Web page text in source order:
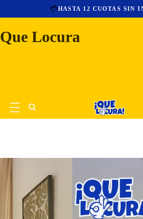
💳HASTA 12 CUOTAS SIN
Que Locura